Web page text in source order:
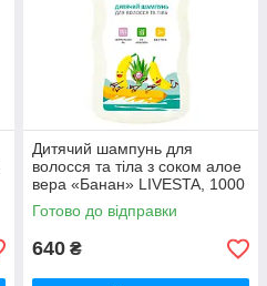
Дитячий шампунь для
волоcся та тіла з соком алое
вера «Банан» LIVESTA, 1000
мл (1 литр)
Готово до відправки
640 ₴